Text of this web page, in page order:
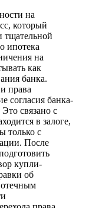
на
который
тщательной
ипотека
на
как
банка.
права
согласия банка-
связано с
в залоге,
только с
После
купли-
об